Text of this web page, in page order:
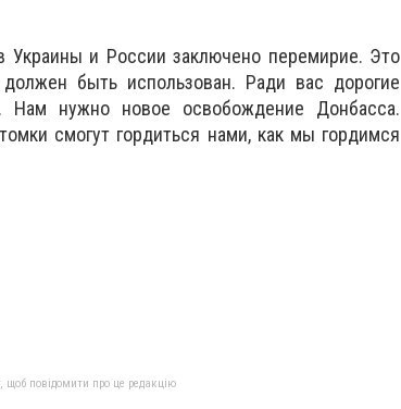
Украины и России заключено перемирие. Это
быть использован. Ради вас дорогие
нужно новое освобождение Донбасса.
смогут гордиться нами, как мы гордимся
щоб повідомити про це редакцію